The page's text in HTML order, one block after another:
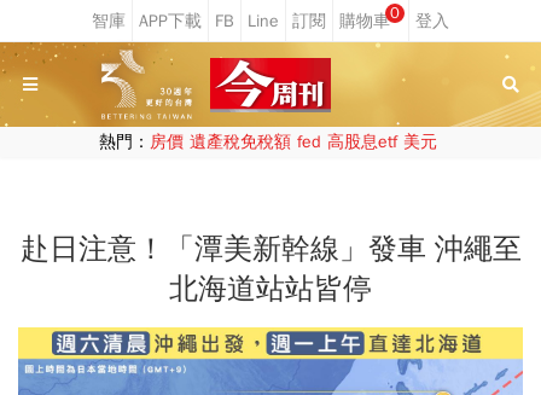
0
熱門： 房價 遺產稅免稅額 fed 高股息etf 美元
赴日注意！「潭美新幹線」發車 沖繩至
北海道站站皆停